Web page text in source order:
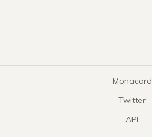
Monacard
Twitter
API